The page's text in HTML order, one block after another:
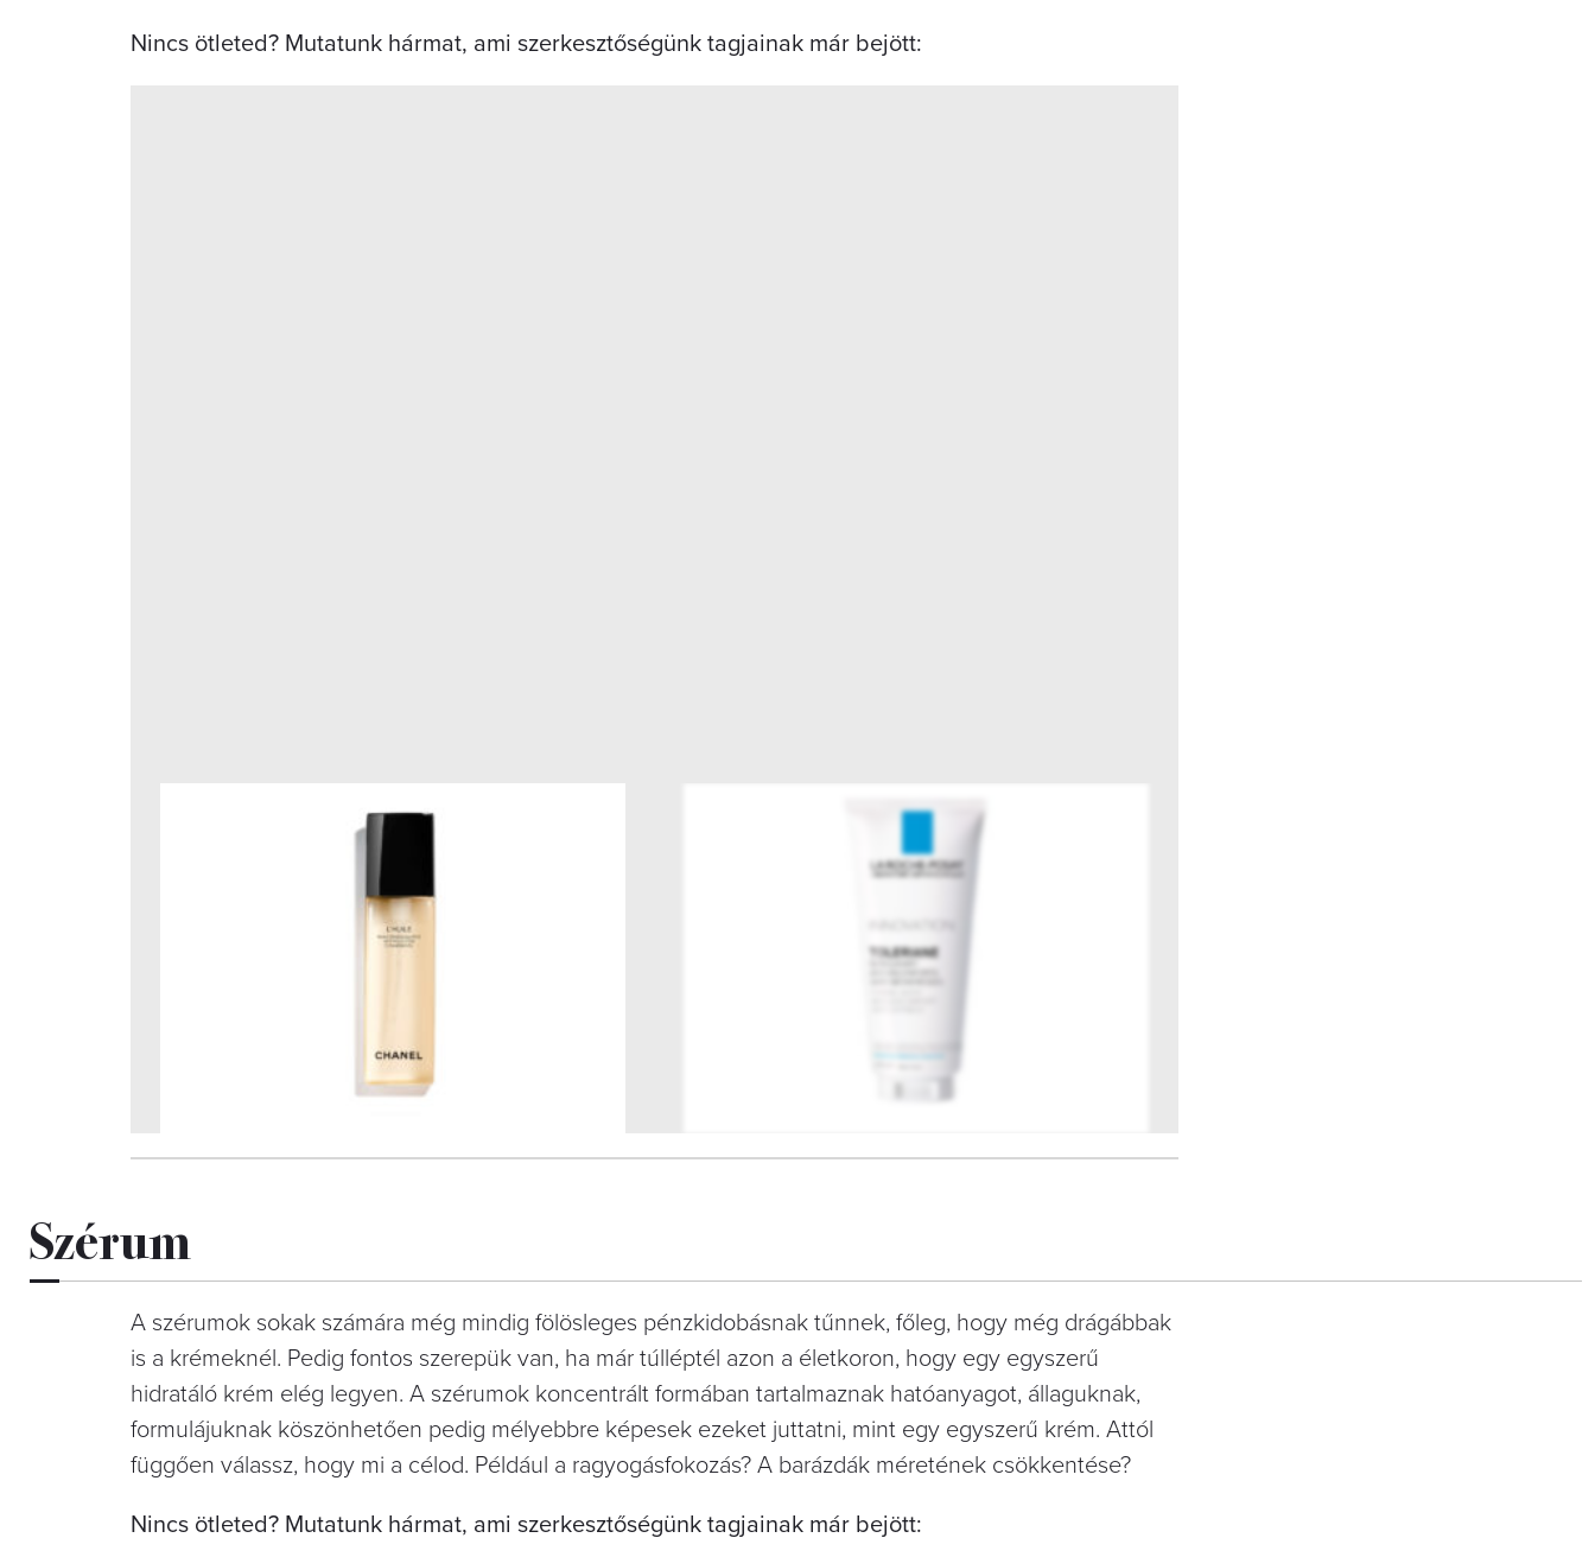
Nincs ötleted? Mutatunk hármat, ami szerkesztőségünk tagjainak már bejött:
Szérum
A szérumok sokak számára még mindig fölösleges pénzkidobásnak tűnnek, főleg, hogy még drágábbak
is a krémeknél. Pedig fontos szerepük van, ha már túlléptél azon a életkoron, hogy egy egyszerű
hidratáló krém elég legyen. A szérumok koncentrált formában tartalmaznak hatóanyagot, állaguknak,
formulájuknak köszönhetően pedig mélyebbre képesek ezeket juttatni, mint egy egyszerű krém. Attól
függően válassz, hogy mi a célod. Például a ragyogásfokozás? A barázdák méretének csökkentése?
Nincs ötleted? Mutatunk hármat, ami szerkesztőségünk tagjainak már bejött: